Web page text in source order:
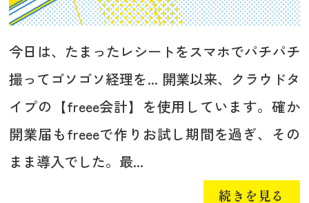
今日は、たまったレシートをスマホでパチパチ
撮ってゴソゴソ経理を... 開業以来、クラウドタ
イプの【freee会計】を使用しています。確か
開業届もfreeeで作りお試し期間を過ぎ、その
まま導入でした。最...
続きを見る